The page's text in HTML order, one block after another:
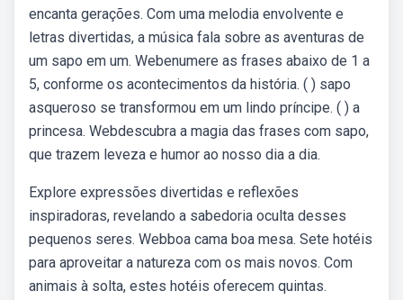
encanta gerações. Com uma melodia envolvente e
letras divertidas, a música fala sobre as aventuras de
um sapo em um. Webenumere as frases abaixo de 1 a
5, conforme os acontecimentos da história. ( ) sapo
asqueroso se transformou em um lindo príncipe. ( ) a
princesa. Webdescubra a magia das frases com sapo,
que trazem leveza e humor ao nosso dia a dia.
Explore expressões divertidas e reflexões
inspiradoras, revelando a sabedoria oculta desses
pequenos seres. Webboa cama boa mesa. Sete hotéis
para aproveitar a natureza com os mais novos. Com
animais à solta, estes hotéis oferecem quintas.